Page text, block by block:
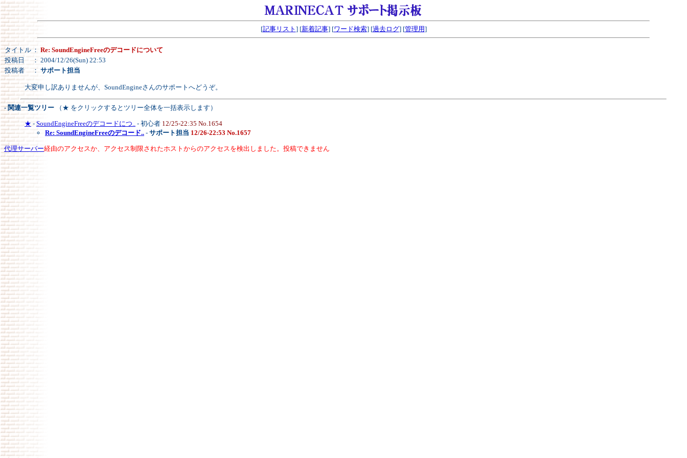
[記事リスト ] [新着記事] [ワード検索] [過去ログ] [管理用]
タイトル ： Re: SoundEngineFreeのデコードについて
投稿日
： 2004/12/26(Sun) 22:53
投稿者
： サポート担当
大変申し訳ありませんが、SoundEngineさんのサポートへどうぞ。
- 関連一覧ツリー （★ をクリックするとツリー全体を一括表示します）
★ - SoundEngineFreeのデコードにつ.. - 初心者 12/25-22:35 No.1654
Re: SoundEngineFreeのデコード.. - サポート担当 12/26-22:53 No.1657
代理サーバー経由のアクセスか、アクセス制限されたホストからのアクセスを検出しました。投稿できません